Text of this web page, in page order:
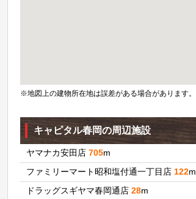
※地図上の建物所在地は誤差がある場合があります。
キャピタル春岡の周辺施設
ヤマナカ安田店 705m
ファミリーマート昭和塩付通一丁目店 122m
ドラッグスギヤマ春岡通店 28m